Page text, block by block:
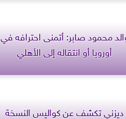
محمود صابر: أتمنى احترافه في
أوروبا أو انتقاله إلى الأهلي
ديزني تكشف عن كواليس النسخة